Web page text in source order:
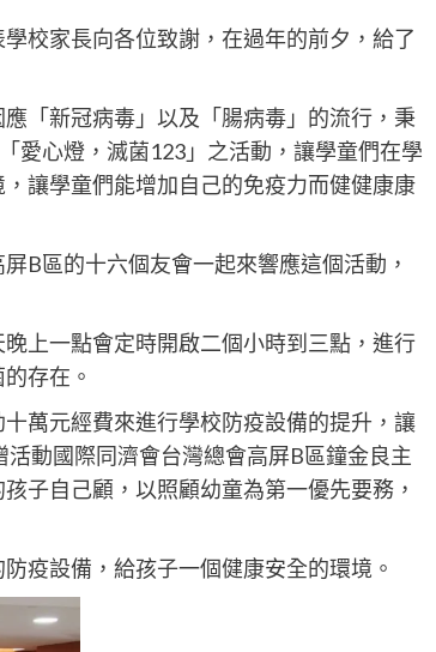
校家長向各位致謝，在過年的前夕，給了
「新冠病毒」以及「腸病毒」的流行，秉
愛心燈，滅菌123」之活動，讓學童們在學
讓學童們能增加自己的免疫力而健健康康
B區的十六個友會一起來響應這個活動，
上一點會定時開啟二個小時到三點，進行
存在。
萬元經費來進行學校防疫設備的提升，讓
動國際同濟會台灣總會高屏B區鐘金良主
子自己顧，以照顧幼童為第一優先要務，
疫設備，給孩子一個健康安全的環境。